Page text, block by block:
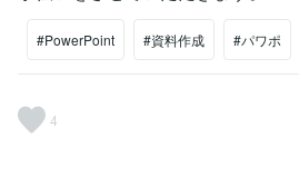
#PowerPoint #資料作成 #パワポ
4